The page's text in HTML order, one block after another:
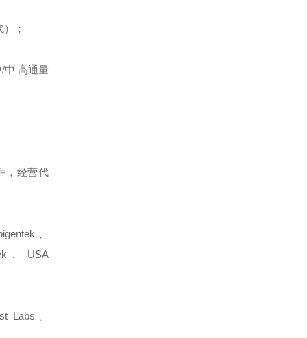
；
中 高通量
，经营代
、
、USA
Labs、